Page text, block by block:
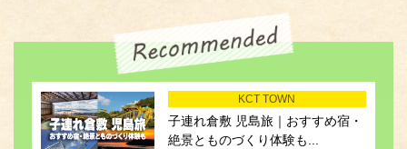
KCT TOWN
子連れ倉敷 児島旅｜おすすめ宿・
絶景とものづくり体験も...